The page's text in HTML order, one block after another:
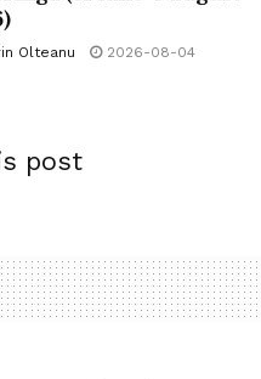
Olteanu 2026-08-04
post